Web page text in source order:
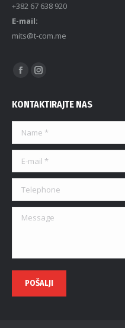
+382 67 638 920
E-mail:
mits@t-com.me
Find us on:
KONTAKTIRAJTE NAS
Name *
E-mail *
Telephone
Message
POŠALJI